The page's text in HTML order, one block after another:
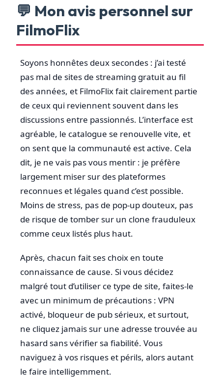
💬 Mon avis personnel sur
FilmoFlix
Soyons honnêtes deux secondes : j’ai testé
pas mal de sites de streaming gratuit au fil
des années, et FilmoFlix fait clairement partie
de ceux qui reviennent souvent dans les
discussions entre passionnés. L’interface est
agréable, le catalogue se renouvelle vite, et
on sent que la communauté est active. Cela
dit, je ne vais pas vous mentir : je préfère
largement miser sur des plateformes
reconnues et légales quand c’est possible.
Moins de stress, pas de pop-up douteux, pas
de risque de tomber sur un clone frauduleux
comme ceux listés plus haut.
Après, chacun fait ses choix en toute
connaissance de cause. Si vous décidez
malgré tout d’utiliser ce type de site, faites-le
avec un minimum de précautions : VPN
activé, bloqueur de pub sérieux, et surtout,
ne cliquez jamais sur une adresse trouvée au
hasard sans vérifier sa fiabilité. Vous
naviguez à vos risques et périls, alors autant
le faire intelligemment.